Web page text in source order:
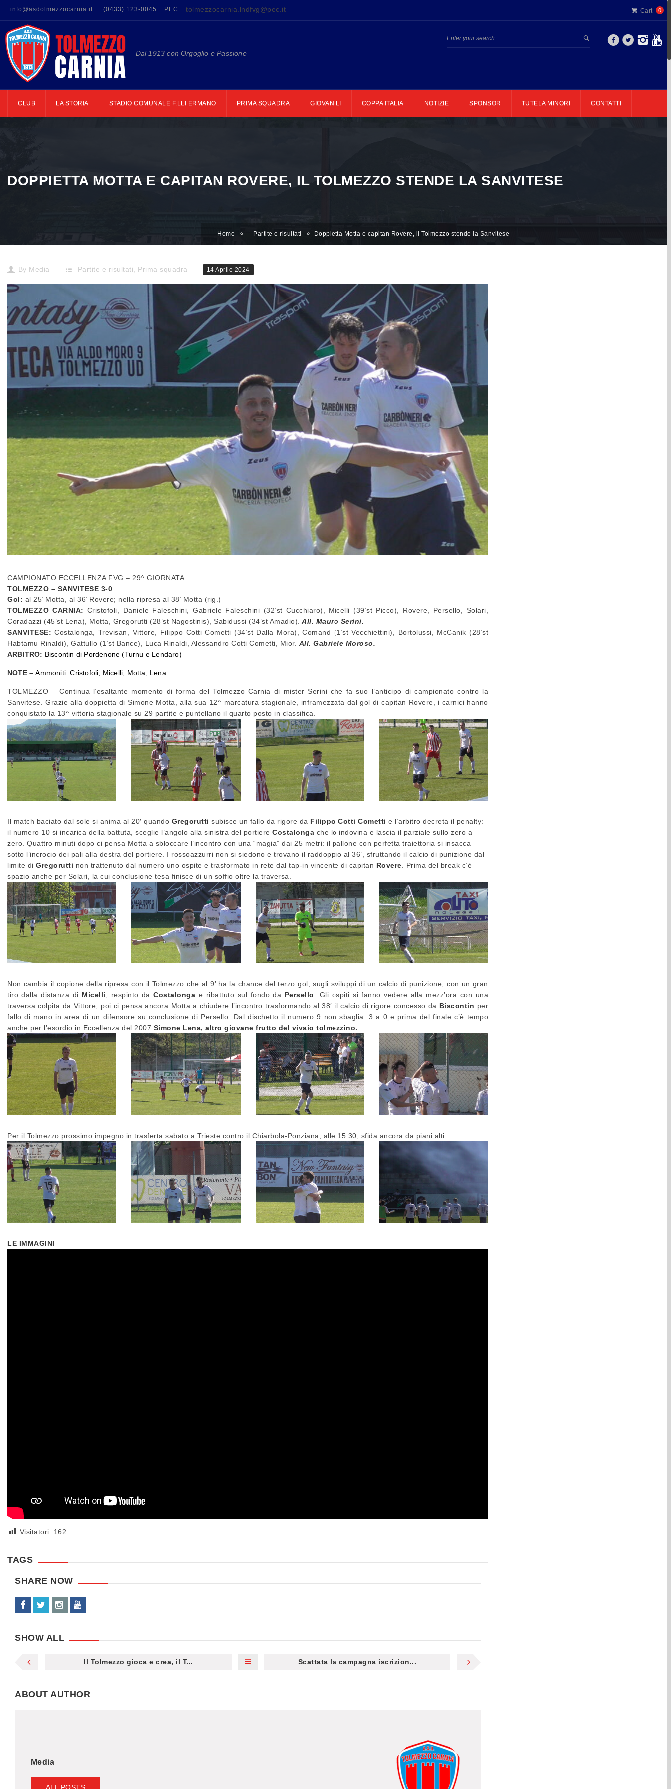
info@asdolmezzocarnia.it (0433) 123-0045 PEC tolmezzocarnia.lndfvg@pec.it Cart 0
Dal 1913 con Orgoglio e Passione
CLUB LA STORIA STADIO COMUNALE F.LLI ERMANO PRIMA SQUADRA GIOVANILI COPPA ITALIA NOTIZIE SPONSOR TUTELA MINORI CONTATTI
DOPPIETTA MOTTA E CAPITAN ROVERE, IL TOLMEZZO STENDE LA SANVITESE
Home Partite e risultati Doppietta Motta e capitan Rovere, il Tolmezzo stende la Sanvitese
By Media Partite e risultati Prima squadra 14 Aprile 2024
CAMPIONATO ECCELLENZA FVG – 29^ GIORNATA
TOLMEZZO – SANVITESE 3-0
Gol: al 25’ Motta, al 36’ Rovere; nella ripresa al 38’ Motta (rig.)
TOLMEZZO CARNIA: Cristofoli, Daniele Faleschini, Gabriele Faleschini (32’st Cucchiaro), Micelli (39’st Picco), Rovere, Persello, Solari,
Coradazzi (45’st Lena), Motta, Gregorutti (28’st Nagostinis), Sabidussi (34’st Amadio). All. Mauro Serini.
SANVITESE:Costalonga, Trevisan, Vittore, Filippo Cotti Cometti (34’st Dalla Mora), Comand (1’st Vecchiettini), Bortolussi, McCanik (28’st
Habtamu Rinaldi), Gattullo (1’st Bance), Luca Rinaldi, Alessandro Cotti Cometti, Mior. All. Gabriele Moroso.
ARBITRO: Biscontin di Pordenone (Turnu e Lendaro)
NOTE –Ammoniti: Cristofoli, Micelli, Motta, Lena.
TOLMEZZO – Continua l’esaltante momento di forma del Tolmezzo Carnia di mister Serini che fa suo l’anticipo di campionato contro la
Sanvitese. Grazie alla doppietta di Simone Motta, alla sua 12^ marcatura stagionale, inframezzata dal gol di capitan Rovere, i carnici hanno
conquistato la 13^ vittoria stagionale su 29 partite e puntellano il quarto posto in classifica.
Il match baciato dal sole si anima al 20′ quando Gregorutti subisce un fallo da rigore da Filippo Cotti Cometti e l’arbitro decreta il penalty:
il numero 10 si incarica della battuta, sceglie l’angolo alla sinistra del portiere Costalonga che lo indovina e lascia il parziale sullo zero a
zero. Quattro minuti dopo ci pensa Motta a sbloccare l’incontro con una “magia” dai 25 metri: il pallone con perfetta traiettoria si insacca
sotto l’incrocio dei pali alla destra del portiere. I rossoazzurri non si siedono e trovano il raddoppio al 36’, sfruttando il calcio di punizione dal
limite di Gregorutti non trattenuto dal numero uno ospite e trasformato in rete dal tap-in vincente di capitan Rovere . Prima del break c’è
spazio anche per Solari, la cui conclusione tesa finisce di un soffio oltre la traversa.
Non cambia il copione della ripresa con il Tolmezzo che al 9’ ha la chance del terzo gol, sugli sviluppi di un calcio di punizione, con un gran
tiro dalla distanza di Micelli , respinto daCostalonga e ribattuto sul fondo da Persello
. Gli ospiti si fanno vedere alla mezz’ora con una
traversa colpita da Vittore, poi ci pensa ancora Motta a chiudere l’incontro trasformando al 38′ il calcio di rigore concesso da Biscontin per
fallo di mano in area di un difensore su conclusione di Persello. Dal dischetto il numero 9 non sbaglia. 3 a 0 e prima del finale c’è tempo
anche per l’esordio in Eccellenza del 2007 Simone Lena, altro giovane frutto del vivaio tolmezzino.
Per il Tolmezzo prossimo impegno in trasferta sabato a Trieste contro il Chiarbola-Ponziana, alle 15.30, sfida ancora da piani alti.
LE IMMAGINI
Visitatori: 162
TAGS
SHARE NOW
SHOW ALL
Il Tolmezzo gioca e crea, il T... Scattata la campagna iscrizion...
ABOUT AUTHOR
Media
ALL POSTS